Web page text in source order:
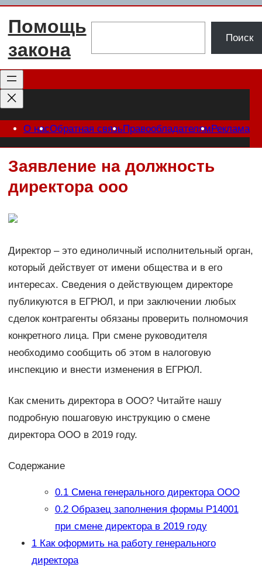
Перейти
Помощь
закона
Поиск
О насОбратная связьПравообладателямРеклама
Заявление на должность
директора ооо
Директор – это единоличный исполнительный орган,
который действует от имени общества и в его
интересах. Сведения о действующем директоре
публикуются в ЕГРЮЛ, и при заключении любых
сделок контрагенты обязаны проверить полномочия
конкретного лица. При смене руководителя
необходимо сообщить об этом в налоговую
инспекцию и внести изменения в ЕГРЮЛ.
Как сменить директора в ООО? Читайте нашу
подробную пошаговую инструкцию о смене
директора ООО в 2019 году.
Содержание
0.1Смена генерального директора ООО
0.2Образец заполнения формы Р14001
при смене директора в 2019 году
1Как оформить на работу генерального
директора